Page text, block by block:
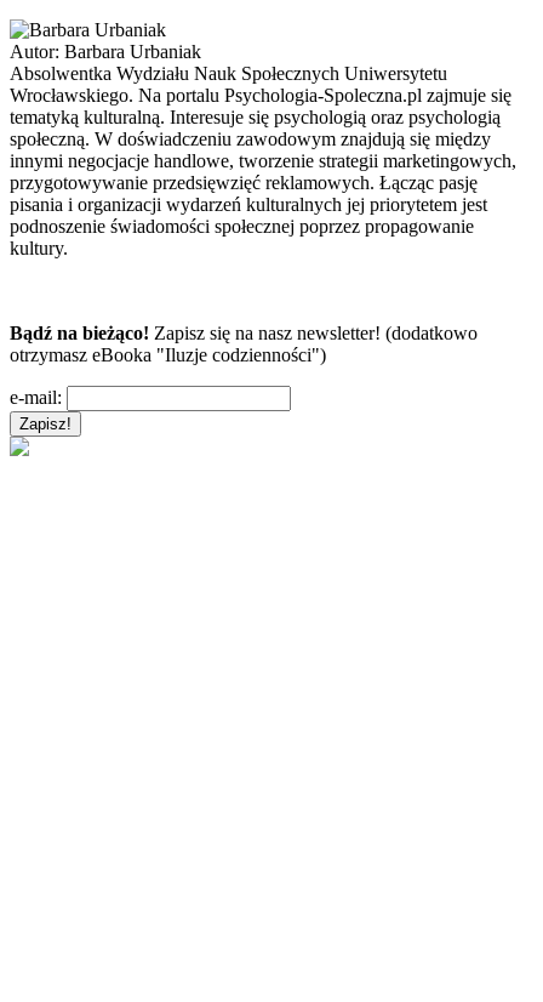
Autor: Barbara Urbaniak
Absolwentka Wydziału Nauk Społecznych Uniwersytetu
Wrocławskiego. Na portalu Psychologia-Spoleczna.pl zajmuje się
tematyką kulturalną. Interesuje się psychologią oraz psychologią
społeczną. W doświadczeniu zawodowym znajdują się między
innymi negocjacje handlowe, tworzenie strategii marketingowych,
przygotowywanie przedsięwzięć reklamowych. Łącząc pasję
pisania i organizacji wydarzeń kulturalnych jej priorytetem jest
podnoszenie świadomości społecznej poprzez propagowanie
kultury.
Bądź na bieżąco! Zapisz się na nasz newsletter! (dodatkowo
otrzymasz eBooka "Iluzje codzienności")
e-mail: